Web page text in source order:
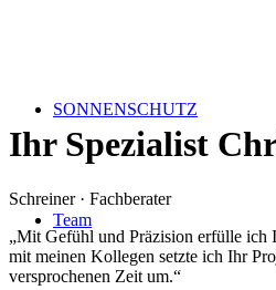
SONNENSCHUTZ
Team
Ihr Spezialist
Schreiner · Fachberater
„Mit Gefühl und Präzision erfülle ich
mit meinen Kollegen setzte ich Ihr
versprochenen Zeit um.“